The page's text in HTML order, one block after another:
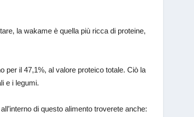
la wakame è quella più ricca di proteine,
per il 47,1%, al valore proteico totale. Ciò la
e i legumi.
di questo alimento troverete anche: